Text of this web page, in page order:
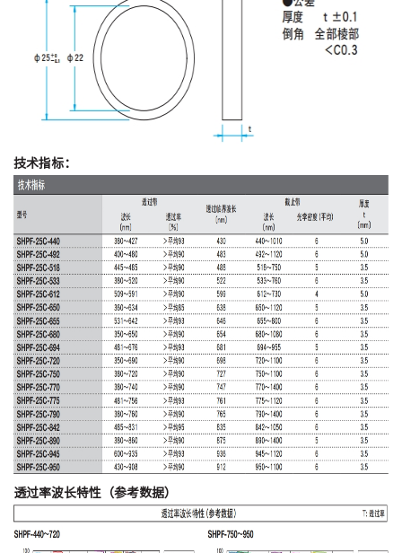
技术指标：
透过率波长特性（参考数据）